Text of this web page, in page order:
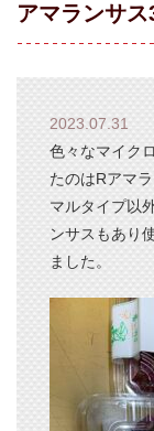
アマランサ
2023.07.31
色々なマイク
たのはRアマ
マルタイプ以
ンサスもあり
ました。